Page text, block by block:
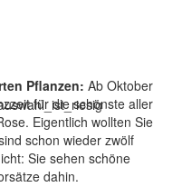
Pflanzen: Ab Oktober
für die schönste aller
Eigentlich wollten Sie
schon wieder zwölf
Sie sehen schöne
dahin.